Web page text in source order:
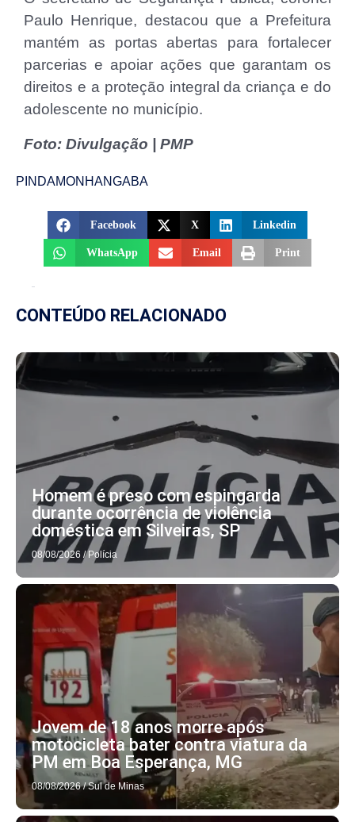
Paulo Henrique, destacou que a Prefeitura
mantém as portas abertas para fortalecer
parcerias e apoiar ações que garantam os
direitos e a proteção integral da criança e do
adolescente no município.
Foto: Divulgação | PMP
PINDAMONHANGABA
Facebook X Linkedin
WhatsApp Email Print
CONTEÚDO RELACIONADO
Homem é preso com espingarda
durante ocorrência de violência
doméstica em Silveiras, SP
08/08/2026 / Polícia
Jovem de 18 anos morre após
motocicleta bater contra viatura da
PM em Boa Esperança, MG
08/08/2026 / Sul de Minas